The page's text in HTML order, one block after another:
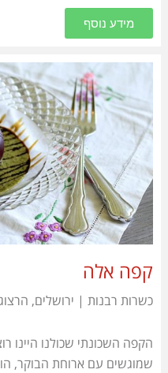
מידע נוסף
קפה אלה
כשרות רבנות | ירושלים,
הקפה השכונתי שכולנו היינו
שמוגשים עם ארוחת הבוקר,